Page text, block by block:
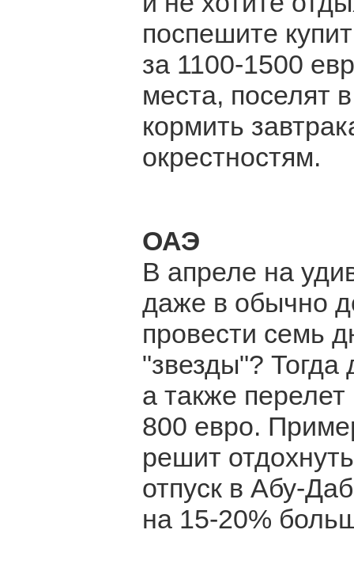
поспешите
за 1100-1500
места, поселят
кормить
окрестностям.
ОАЭ
В апреле на
даже в обычно
провести семь
"звезды"?
а также
800 евро.
решит
отпуск в Абу-
на 15-20%